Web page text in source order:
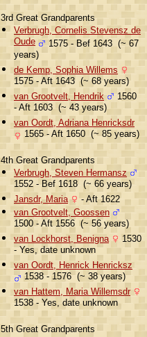
3rd Great Grandparents
Verbrugh, Cornelis Stevensz de
Oude 1575 - Bef 1643 (~ 67
years)
de Kemp, Sophia Willems
1575 - Aft 1643 (~ 68 years)
van Grootvelt, Hendrik 1560
- Aft 1603 (~ 43 years)
van Oordt, Adriana Henricksdr
1565 - Aft 1650 (~ 85 years)
4th Great Grandparents
Verbrugh, Steven Hermansz
1552 - Bef 1618 (~ 66 years)
Jansdr, Maria
- Aft 1622
van Grootvelt, Goossen
1500 - Aft 1556 (~ 56 years)
van Lockhorst, Benigna 1530
- Yes, date unknown
van Oordt, Henrick Henricksz
1538 - 1576 (~ 38 years)
van Hattem, Maria Willemsdr
1538 - Yes, date unknown
5th Great Grandparents